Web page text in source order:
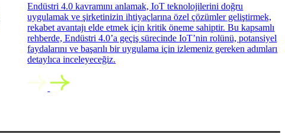
Endüstri 4.0 kavramını anlamak, IoT teknolojilerini doğru
uygulamak ve şirketinizin ihtiyaçlarına özel çözümler geliştirmek,
rekabet avantajı elde etmek için kritik öneme sahiptir. Bu kapsamlı
rehberde, Endüstri 4.0’a geçiş sürecinde IoT’nin rolünü, potansiyel
faydalarını ve başarılı bir uygulama için izlemeniz gereken adımları
detaylıca inceleyeceğiz.